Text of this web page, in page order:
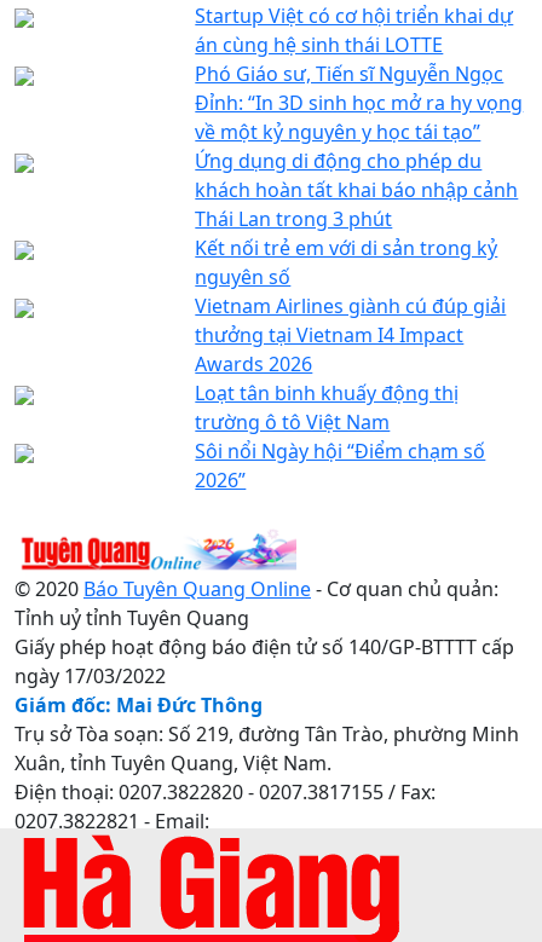
Startup Việt có cơ hội triển khai dự
án cùng hệ sinh thái LOTTE
Phó Giáo sư, Tiến sĩ Nguyễn Ngọc
Đỉnh: “In 3D sinh học mở ra hy vọng
về một kỷ nguyên y học tái tạo”
Ứng dụng di động cho phép du
khách hoàn tất khai báo nhập cảnh
Thái Lan trong 3 phút
Kết nối trẻ em với di sản trong kỷ
nguyên số
Vietnam Airlines giành cú đúp giải
thưởng tại Vietnam I4 Impact
Awards 2026
Loạt tân binh khuấy động thị
trường ô tô Việt Nam
Sôi nổi Ngày hội “Điểm chạm số
2026”
© 2020 Báo Tuyên Quang Online- Cơ quan chủ quản:
Tỉnh uỷ tỉnh Tuyên Quang
Giấy phép hoạt động báo điện tử số 140/GP-BTTTT cấp
ngày 17/03/2022
Giám đốc: Mai Đức Thông
Trụ sở Tòa soạn: Số 219, đường Tân Trào, phường Minh
Xuân, tỉnh Tuyên Quang, Việt Nam.
Điện thoại: 0207.3822820 - 0207.3817155 / Fax:
0207.3822821 - Email:
baotuyenquang.com.vn@gmail.com